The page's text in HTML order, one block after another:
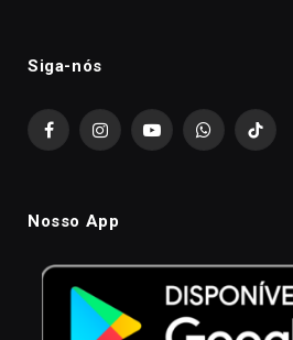
Siga-nós
FacebookInstagramYouTubeWhatsAppTikTok
Nosso App